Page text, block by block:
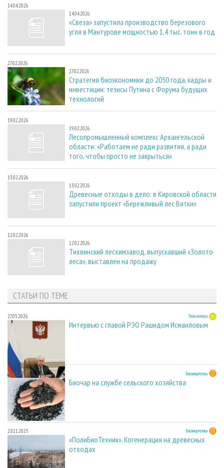
14.04.2026
14.04.2026
«Свеза» запустила производство березового
угля в Мантурове мощностью 1,4 тыс. тонн в год
27.02.2026
27.02.2026
Стратегия биоэкономики до 2050 года, кадры и
инвестиции: тезисы Путина с Форума будущих
технологий
19.02.2026
19.02.2026
Лесопромышленный комплекс Архангельской
области: «Работаем не ради развития, а ради
того, чтобы просто не закрыться»
13.02.2026
13.02.2026
Древесные отходы в дело: в Кировской области
запустили проект «Бережливый лес Вятки»
12.02.2026
12.02.2026
Тихвинский лесхимзавод, выпускавший «Золото
леса», выставлен на продажу
СТАТЬИ ПО ТЕМЕ
27.05.2026 Тема номера
Интервью с главой РЭО Рашидом Исмаиловым
28.11.2025 Биоэнергетика
Биочар на службе сельского хозяйства
28.11.2025 Биоэнергетика
«ПолиБиоТехник». Когенерация на древесных
отходах